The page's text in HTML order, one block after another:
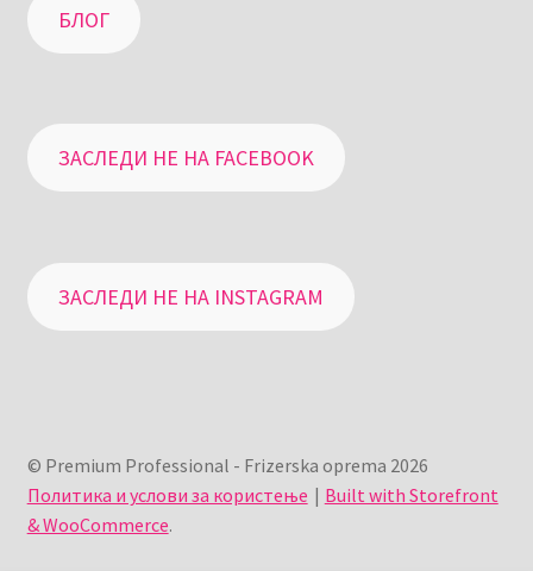
БЛОГ
ЗАСЛЕДИ НЕ НА FACEBOOK
ЗАСЛЕДИ НЕ НА INSTAGRAM
© Premium Professional - Frizerska oprema 2026
Политика и услови за користење
Built with Storefront
& WooCommerce.